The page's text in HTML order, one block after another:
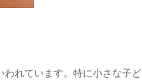
われています。特に小さな子ど